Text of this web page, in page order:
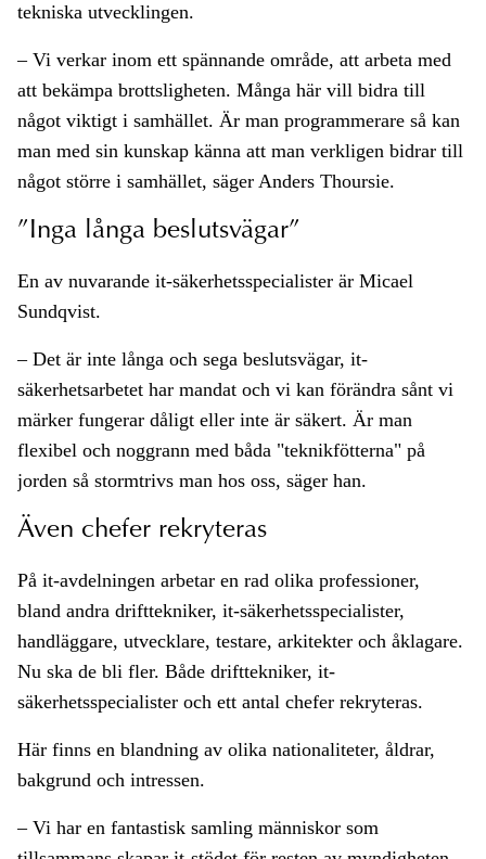
tekniska utvecklingen.
– Vi verkar inom ett spännande område, att arbeta med
att bekämpa brottsligheten. Många här vill bidra till
något viktigt i samhället. Är man programmerare så kan
man med sin kunskap känna att man verkligen bidrar till
något större i samhället, säger Anders Thoursie.
”Inga långa beslutsvägar”
En av nuvarande it-säkerhetsspecialister är Micael
Sundqvist.
– Det är inte långa och sega beslutsvägar, it-
säkerhetsarbetet har mandat och vi kan förändra sånt vi
märker fungerar dåligt eller inte är säkert. Är man
flexibel och noggrann med båda "teknikfötterna" på
jorden så stormtrivs man hos oss, säger han.
Även chefer rekryteras
På it-avdelningen arbetar en rad olika professioner,
bland andra drifttekniker, it-säkerhetsspecialister,
handläggare, utvecklare, testare, arkitekter och åklagare.
Nu ska de bli fler. Både drifttekniker, it-
säkerhetsspecialister och ett antal chefer rekryteras.
Här finns en blandning av olika nationaliteter, åldrar,
bakgrund och intressen.
– Vi har en fantastisk samling människor som